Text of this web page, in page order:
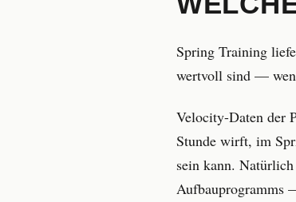
Spring Training
wertvoll sind —
Velocity-Daten der
Stunde wirft, im
sein kann.
Aufbauprogramms